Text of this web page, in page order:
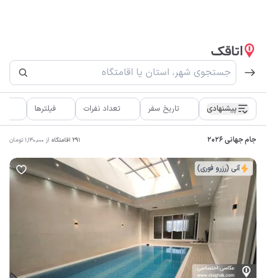
پیشنهادی تاریخ سفر تعداد نفرات فیلترها
جام جهانی ۲۰۲۶ 291 اقامتگاه از 1,140,000 تومان
آنی (رزرو فوری)